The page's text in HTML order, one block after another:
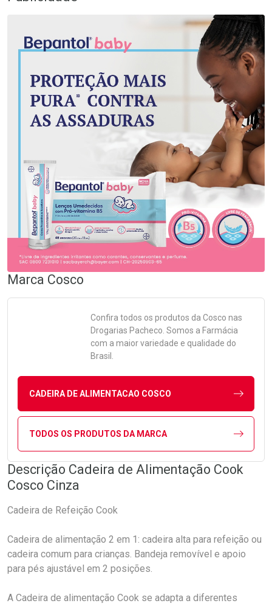
Marca Cosco
Confira todos os produtos da Cosco nas
Drogarias Pacheco. Somos a Farmácia
com a maior variedade e qualidade do
Brasil.
CADEIRA DE ALIMENTACAO COSCO
TODOS OS PRODUTOS DA MARCA
Descrição Cadeira de Alimentação Cook
Cosco Cinza
Cadeira de Refeição Cook
Cadeira de alimentação 2 em 1: cadeira alta para refeição ou
cadeira comum para crianças. Bandeja removível e apoio
para pés ajustável em 2 posições.
A Cadeira de alimentação Cook se adapta a diferentes